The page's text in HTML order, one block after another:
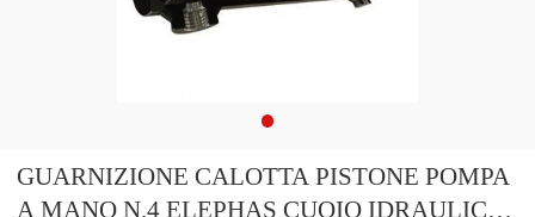
GUARNIZIONE CALOTTA PISTONE POMPA
A MANO N.4 ELEPHAS CUOIO IDRAULICA